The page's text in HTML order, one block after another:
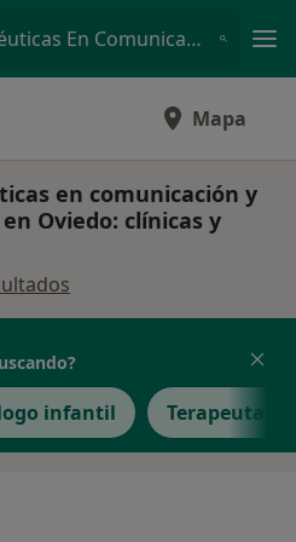
Estrategias Terapéuticas En Comunicación Y Habilidades Sociales • Oviedo, Asturias
Mapa
en comunicación y
Oviedo: clínicas y
infantil Terapeuta